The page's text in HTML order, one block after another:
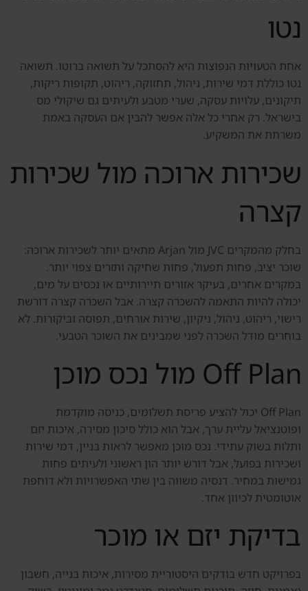
נטו
אחת הטעויות הנפוצות היא להסתכל על תשואה ברוטו. תשואה
נטו כוללת דמי שירות, ניהול, תחזוקה, ריהוט, תקופות ריקות,
תיקונים, עלויות עסקה, שערי מטבע ולעיתים גם שיקולי מס
בישראל. רק אחרי כל אלה אפשר להבין אם העסקה באמת
משרתת את המשקיע.
שכירות ארוכה מול שכירות
קצרה
בחלק מהמקרים JVC מול Arjan מתאים יותר לשכירות ארוכה:
שוכר יציב, פחות תפעול, פחות שחיקה ותזרים צפוי יותר.
במקרים אחרים, בעיקר אזורים תיירותיים או נכסים על מים,
יכולה להיות התאמה להשכרה קצרה. אבל השכרה קצרה דורשת
רישוי, ריהוט, ניהול, ניקיון, שירות אורחים, תפוסה וביקורות. לא
בוחרים מודל השכרה לפני שמבינים את השוכר הטבעי.
Off Plan מול נכס מוכן
Off Plan יכול להציע פריסת תשלומים, כניסה מוקדמת
ופוטנציאל עליית ערך, אבל הוא כולל סיכון מסירה, איכות יזם
ותלות בשוק עתידי. נכס מוכן מאפשר לראות בניין, דמי שירות
ושכירות בפועל, אבל דורש יותר הון ראשוני ולעיתים פחות
גמישות במחיר. דנסיה משווה בין שתי האפשרויות ולא דוחפת
אוטומטית לכיוון אחד.
בדיקת יזם או מוכר
בפרויקט חדש בודקים היסטוריית מסירות, איכות בנייה, חשבון